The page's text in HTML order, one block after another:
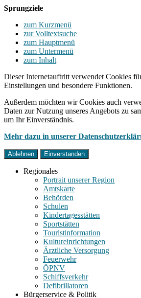
Sprungziele
zum Kurzmenü
zur Volltextsuche
zum Hauptmenü
zum Untermenü
zum Inhalt
Dieser Internetauftritt verwendet Cookies
Einstellungen und besondere Funktionen.
Außerdem möchten wir Cookies auch
Daten zur Nutzung unseres Angebots zu
um Ihr Einverständnis.
Mehr dazu in unserer
Ablehnen Einverstanden
Regionales
Portrait unserer Region
Amtskarte
Behörden
Schulen
Kindertagesstätten
Sportstätten
Touristinformation
Kultureinrichtungen
Ärztliche Versorgung
Feuerwehr
ÖPNV
Schiffsverkehr
Defibrillatoren
Bürgerservice & Politik